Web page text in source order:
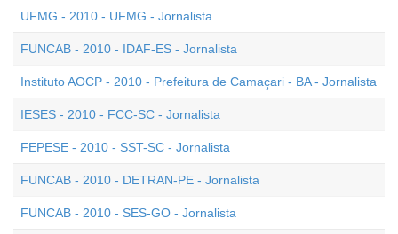
UFMG - 2010 - UFMG - Jornalista
FUNCAB - 2010 - IDAF-ES - Jornalista
Instituto AOCP - 2010 - Prefeitura de Camaçari - BA - Jornalista
IESES - 2010 - FCC-SC - Jornalista
FEPESE - 2010 - SST-SC - Jornalista
FUNCAB - 2010 - DETRAN-PE - Jornalista
FUNCAB - 2010 - SES-GO - Jornalista